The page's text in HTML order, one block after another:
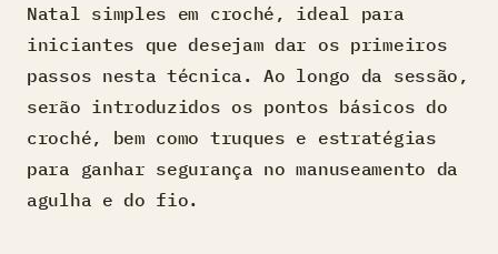
Natal simples em croché, ideal para
iniciantes que desejam dar os primeiros
passos nesta técnica. Ao longo da sessão,
serão introduzidos os pontos básicos do
croché, bem como truques e estratégias
para ganhar segurança no manuseamento da
agulha e do fio.